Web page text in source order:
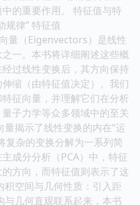
的重要作用。 特征值与特
规律” 特征值
量（Eigenvectors）是线性
一。本书将详细阐述这些概
过线性变换后，其方向保持
缩（由特征值决定）。我们
征向量，并理解它们在分析
子力学等众多领域中的至关
揭示了线性变换的内在“运
复杂的变换分解为一系列简
成分分析（PCA）中，特征
方向，而特征值则表示了这
空间与几何性质：引入距
几何直观联系起来，本书